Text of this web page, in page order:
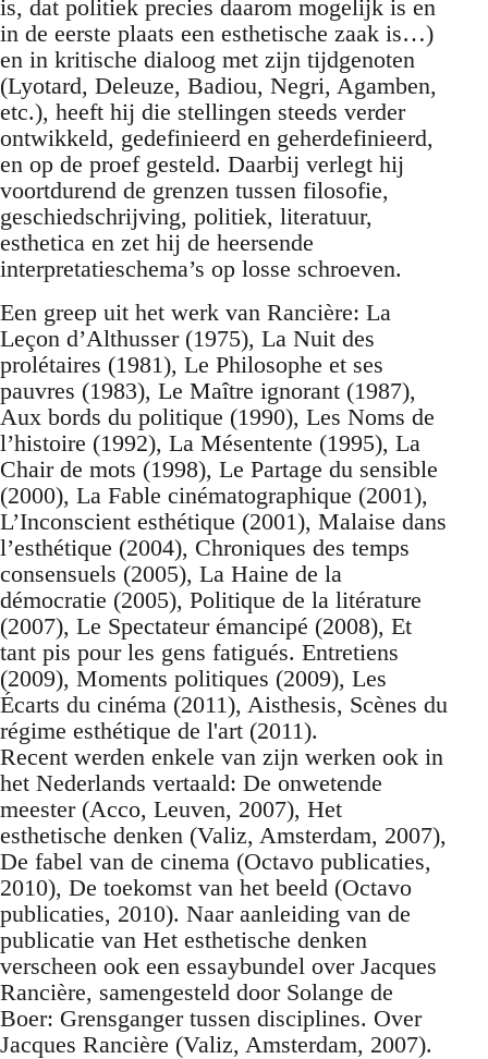
is, dat politiek precies daarom mogelijk is en
in de eerste plaats een esthetische zaak is…)
en in kritische dialoog met zijn tijdgenoten
(Lyotard, Deleuze, Badiou, Negri, Agamben,
etc.), heeft hij die stellingen steeds verder
ontwikkeld, gedefinieerd en geherdefinieerd,
en op de proef gesteld. Daarbij verlegt hij
voortdurend de grenzen tussen filosofie,
geschiedschrijving, politiek, literatuur,
esthetica en zet hij de heersende
interpretatieschema’s op losse schroeven.
Een greep uit het werk van Rancière: La
Leçon d’Althusser (1975), La Nuit des
prolétaires (1981), Le Philosophe et ses
pauvres (1983), Le Maître ignorant (1987),
Aux bords du politique (1990), Les Noms de
l’histoire (1992), La Mésentente (1995), La
Chair de mots (1998), Le Partage du sensible
(2000), La Fable cinématographique (2001),
L’Inconscient esthétique (2001), Malaise dans
l’esthétique (2004), Chroniques des temps
consensuels (2005), La Haine de la
démocratie (2005), Politique de la litérature
(2007), Le Spectateur émancipé (2008), Et
tant pis pour les gens fatigués. Entretiens
(2009), Moments politiques (2009), Les
Écarts du cinéma (2011), Aisthesis, Scènes du
régime esthétique de l'art (2011).
Recent werden enkele van zijn werken ook in
het Nederlands vertaald: De onwetende
meester (Acco, Leuven, 2007), Het
esthetische denken (Valiz, Amsterdam, 2007),
De fabel van de cinema (Octavo publicaties,
2010), De toekomst van het beeld (Octavo
publicaties, 2010). Naar aanleiding van de
publicatie van Het esthetische denken
verscheen ook een essaybundel over Jacques
Rancière, samengesteld door Solange de
Boer: Grensganger tussen disciplines. Over
Jacques Rancière (Valiz, Amsterdam, 2007).